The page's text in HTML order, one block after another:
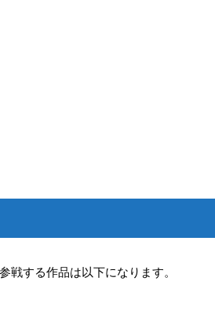
戦する作品は以下になります。